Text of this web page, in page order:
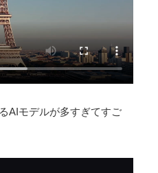
AIモデルが多すぎてすご